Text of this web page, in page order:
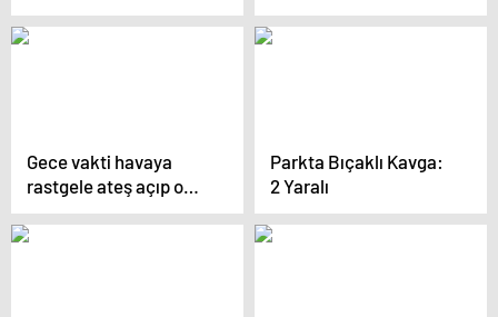
anları film sahnelerini
aratmadı
Çok Sayıda Uyuşturucu
ve Silah Ele Geçirildi
Gece vakti havaya
rastgele ateş açıp o
anları da sosyal
medyadan paylaştı
Parkta Bıçaklı Kavga:
2 Yaralı